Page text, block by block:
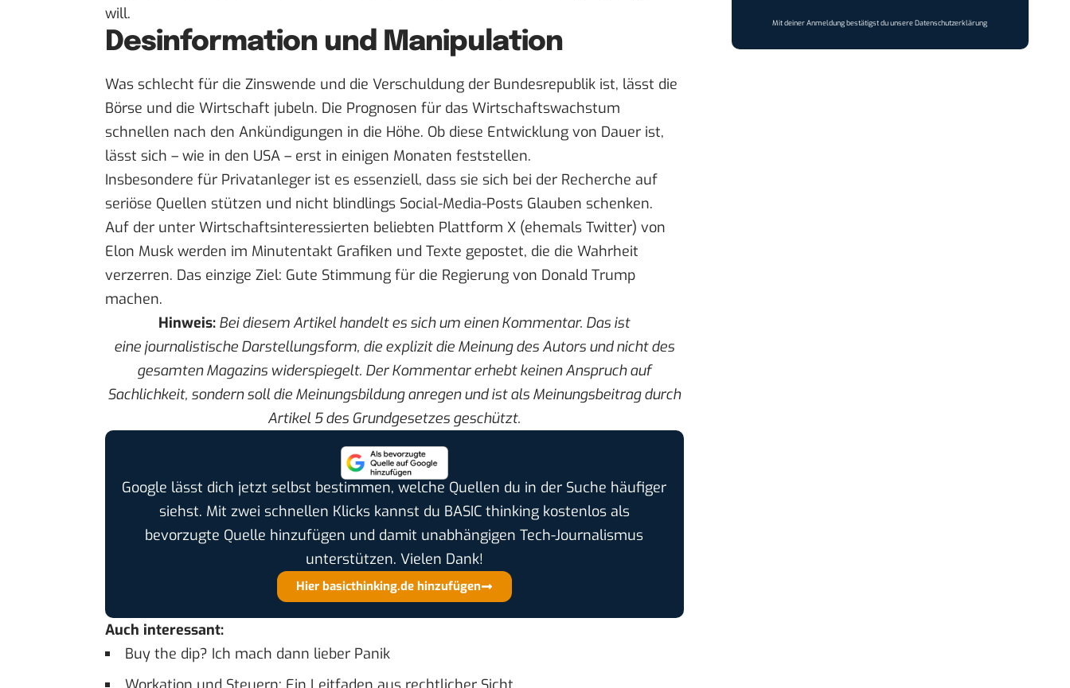
will.
Desinformation und Manipulation
Was schlecht für die Zinswende und die Verschuldung der Bundesrepublik ist, lässt die
Börse und die Wirtschaft jubeln. Die Prognosen für das Wirtschaftswachstum
schnellen nach den Ankündigungen in die Höhe. Ob diese Entwicklung von Dauer ist,
lässt sich – wie in den USA – erst in einigen Monaten feststellen.
Insbesondere für Privatanleger ist es essenziell, dass sie sich bei der Recherche auf
seriöse Quellen stützen und nicht blindlings Social-Media-Posts Glauben schenken.
Auf der unter Wirtschaftsinteressierten beliebten Plattform X (ehemals Twitter) von
Elon Musk werden im Minutentakt Grafiken und Texte gepostet, die die Wahrheit
verzerren. Das einzige Ziel: Gute Stimmung für die Regierung von Donald Trump
machen.
Hinweis: Bei diesem Artikel handelt es sich um einen Kommentar. Das ist
eine journalistische Darstellungsform, die explizit die Meinung des Autors und nicht des
gesamten Magazins widerspiegelt. Der Kommentar erhebt keinen Anspruch auf
Sachlichkeit, sondern soll die Meinungsbildung anregen und ist als Meinungsbeitrag durch
Artikel 5 des Grundgesetzes geschützt.
Google lässt dich jetzt selbst bestimmen, welche Quellen du in der Suche häufiger
siehst. Mit zwei schnellen Klicks kannst du BASIC thinking kostenlos als
bevorzugte Quelle hinzufügen und damit unabhängigen Tech-Journalismus
unterstützen. Vielen Dank!
Hier basicthinking.de hinzufügen
Auch interessant:
Buy the dip? Ich mach dann lieber Panik
Mit deiner Anmeldung bestätigst du unsereDatenschutzerklärung